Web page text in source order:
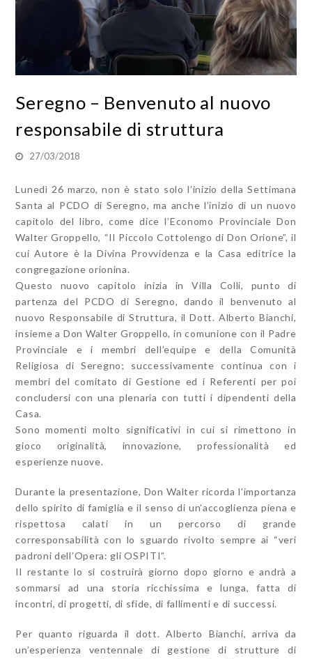
Seregno – Benvenuto al nuovo
responsabile di struttura
27/03/2018
Lunedì 26 marzo, non è stato solo l’inizio della Settimana
Santa al PCDO di Seregno, ma anche l’inizio di un nuovo
capitolo del libro, come dice l’Economo Provinciale Don
Walter Groppello, “Il Piccolo Cottolengo di Don Orione”, il
cui Autore è la Divina Provvidenza e la Casa editrice la
congregazione orionina.
Questo nuovo capitolo inizia in Villa Colli, punto di
partenza del PCDO di Seregno, dando il benvenuto al
nuovo Responsabile di Struttura, il Dott. Alberto Bianchi,
insieme a Don Walter Groppello, in comunione con il Padre
Provinciale e i membri dell’equipe e della Comunità
Religiosa di Seregno; successivamente continua con i
membri del comitato di Gestione ed i Referenti per poi
concludersi con una plenaria con tutti i dipendenti della
Casa.
Sono momenti molto significativi in cui si rimettono in
gioco originalità, innovazione, professionalità ed
esperienze nuove.
Durante la presentazione, Don Walter ricorda l’importanza
dello spirito di famiglia e il senso di un’accoglienza piena e
rispettosa calati in un percorso di grande
corresponsabilità con lo sguardo rivolto sempre ai “veri
padroni dell’Opera: gli OSPITI”.
Il restante lo si costruirà giorno dopo giorno e andrà a
sommarsi ad una storia ricchissima e lunga, fatta di
incontri, di progetti, di sfide, di fallimenti e di successi.
Per quanto riguarda il dott. Alberto Bianchi, arriva da
un’esperienza ventennale di gestione di strutture di